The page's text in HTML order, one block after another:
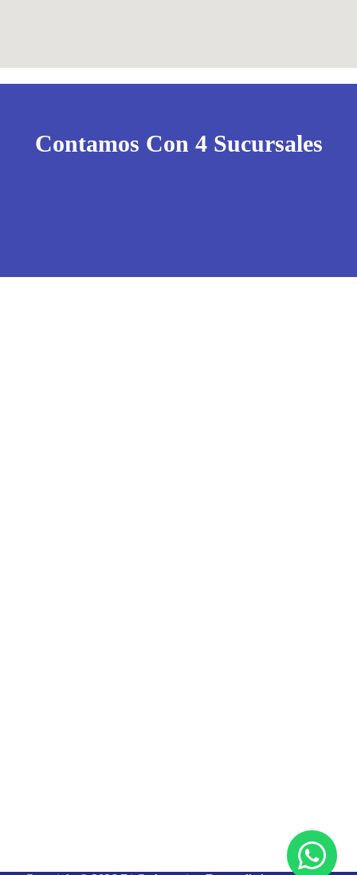
Contamos Con 4 Sucursales